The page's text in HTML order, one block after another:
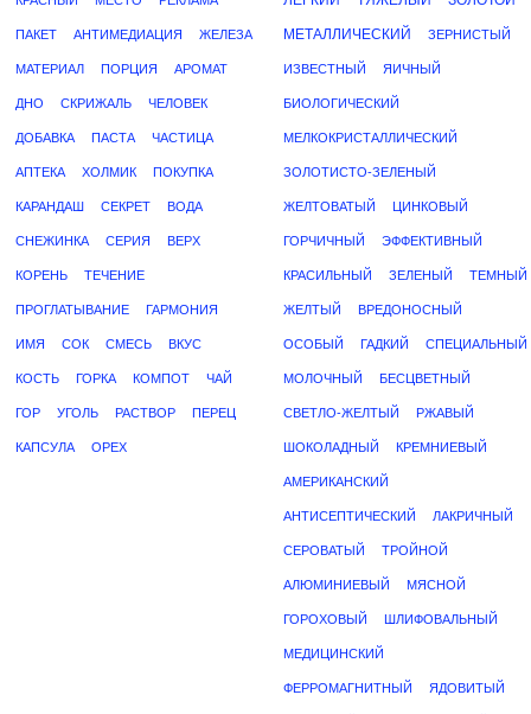
ПАКЕТ АНТИМЕДИАЦИЯ ЖЕЛЕЗА
МАТЕРИАЛ ПОРЦИЯ АРОМАТ
ДНО СКРИЖАЛЬ ЧЕЛОВЕК
ДОБАВКА ПАСТА ЧАСТИЦА
АПТЕКА ХОЛМИК ПОКУПКА
КАРАНДАШ СЕКРЕТ ВОДА
СНЕЖИНКА СЕРИЯ ВЕРХ
КОРЕНЬ ТЕЧЕНИЕ
ПРОГЛАТЫВАНИЕ ГАРМОНИЯ
ИМЯ СОК СМЕСЬ ВКУС
КОСТЬ ГОРКА КОМПОТ ЧАЙ
ГОР УГОЛЬ РАСТВОР ПЕРЕЦ
КАПСУЛА ОРЕХ
МЕТАЛЛИЧЕСКИЙ ЗЕРНИСТЫЙ
ИЗВЕСТНЫЙ ЯИЧНЫЙ
БИОЛОГИЧЕСКИЙ
МЕЛКОКРИСТАЛЛИЧЕСКИЙ
ЗОЛОТИСТО-ЗЕЛЕНЫЙ
ЖЕЛТОВАТЫЙ ЦИНКОВЫЙ
ГОРЧИЧНЫЙ ЭФФЕКТИВНЫЙ
КРАСИЛЬНЫЙ ЗЕЛЕНЫЙ ТЕМНЫЙ
ЖЕЛТЫЙ ВРЕДОНОСНЫЙ
ОСОБЫЙ ГАДКИЙ СПЕЦИАЛЬНЫЙ
МОЛОЧНЫЙ БЕСЦВЕТНЫЙ
СВЕТЛО-ЖЕЛТЫЙ РЖАВЫЙ
ШОКОЛАДНЫЙ КРЕМНИЕВЫЙ
АМЕРИКАНСКИЙ
АНТИСЕПТИЧЕСКИЙ ЛАКРИЧНЫЙ
СЕРОВАТЫЙ ТРОЙНОЙ
АЛЮМИНИЕВЫЙ МЯСНОЙ
ГОРОХОВЫЙ ШЛИФОВАЛЬНЫЙ
МЕДИЦИНСКИЙ
ФЕРРОМАГНИТНЫЙ ЯДОВИТЫЙ